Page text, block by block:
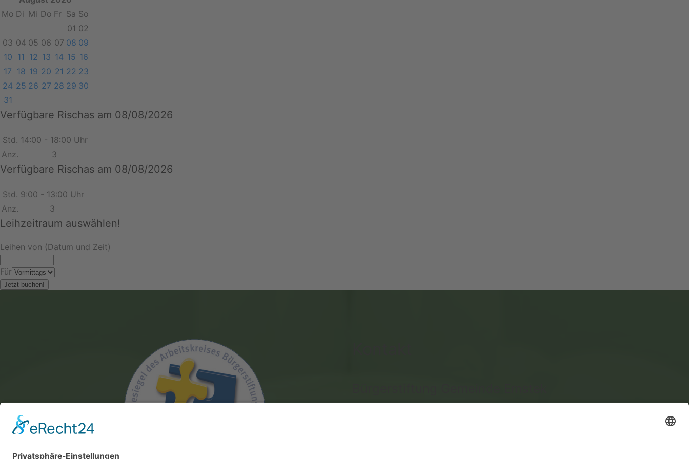
Mo Di Mi Do Fr Sa So
01 02
03 04 05 06 07 08 09
10 11 12 13 14 15 16
17 18 19 20 21 22 23
24 25 26 27 28 29 30
31
Verfügbare Rischas am 08/08/2026
Std. 14:00 - 18:00 Uhr
Anz.
3
Verfügbare Rischas am 08/08/2026
Std. 9:00 - 13:00 Uhr
Anz.
3
Leihzeitraum auswählen!
Leihen von (Datum und Zeit)
Für